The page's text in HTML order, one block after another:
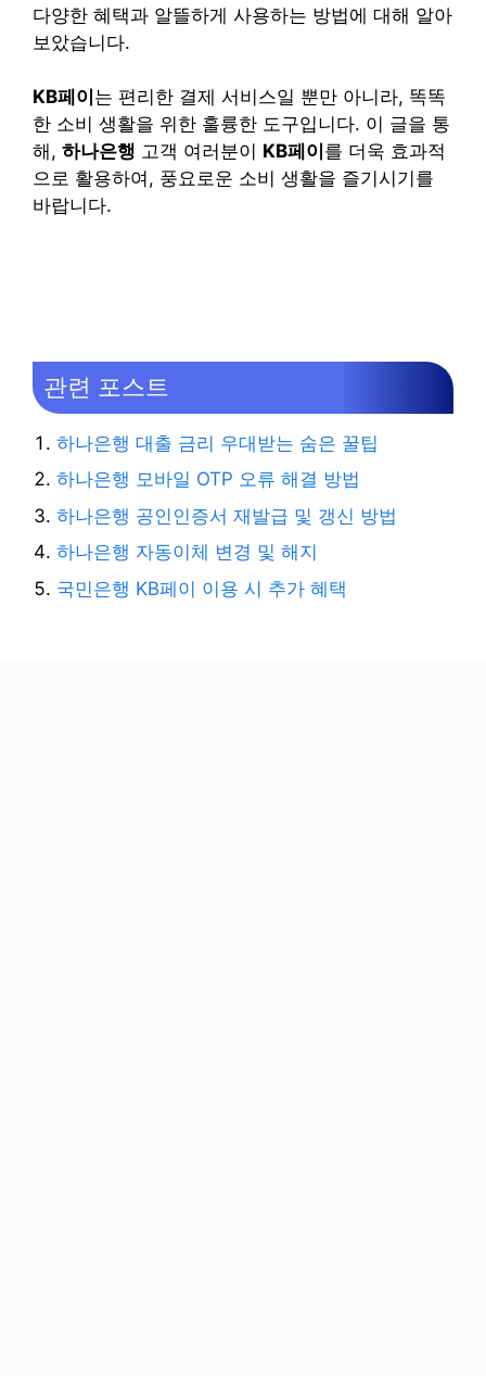
다양한 혜택과 알뜰하게 사용하는 방법에 대해 알아
보았습니다.
KB페이 는 편리한 결제 서비스일 뿐만 아니라, 똑똑
한 소비 생활을 위한 훌륭한 도구입니다. 이 글을 통
해, 하나은행 고객 여러분이 KB페이 를 더욱 효과적
으로 활용하여, 풍요로운 소비 생활을 즐기시기를
바랍니다.
관련 포스트
하나은행 대출 금리 우대받는 숨은 꿀팁
하나은행 모바일 OTP 오류 해결 방법
하나은행 공인인증서 재발급 및 갱신 방법
하나은행 자동이체 변경 및 해지
국민은행 KB페이 이용 시 추가 혜택